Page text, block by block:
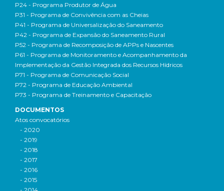
P24 - Programa Produtor de Água
P31 - Programa de Convivência com as Cheias
P41 - Programa de Universalização do Saneamento
P42 - Programa de Expansão do Saneamento Rural
P52 - Programa de Recomposição de APPs e Nascentes
P61 - Programa de Monitoramento e Acompanhamento da
Implementação da Gestão Integrada dos Recursos Hídricos
P71 - Programa de Comunicação Social
P72 - Programa de Educação Ambiental
P73 - Programa de Treinamento e Capacitação
DOCUMENTOS
Atos convocatórios
- 2020
- 2019
- 2018
- 2017
- 2016
- 2015